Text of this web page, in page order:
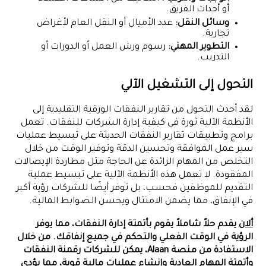
أو أحداث الفريق.
وسائل النقل: عدد الأميال أو النقل العام لأغراض
تجارية.
التطوير المهني: رسوم ورش العمل أو الدورات أو
التدريب.
التحول إلى التشغيل الآلي
لقد أحدث التحول من تقارير النفقات الورقية التقليدية إلى
الأنظمة الآلية ثورة في كيفية إدارة الشركات للنفقات. تعمل
برامج وتطبيقات تقارير النفقات الحديثة على تبسيط عمليات
سير عمل الموافقة وتحسين الدقة وتوفير الوقت من خلال
التخلص من المهام الزائدة عن الحاجة مثل مطاردة الإيصالات
المفقودة. لا تعمل هذه الأنظمة الآلية على تبسيط عملية
التقديم للموظفين فحسب، بل توفر أيضًا للشركات رؤية أكبر
في الإنفاق، مما يضمن الامتثال ويحسن الضوابط المالية.
ألانيقدم حلاً شاملاً يقوم بأتمتة إدارة النفقات، مما يوفر
الرؤية في الوقت الفعلي والتحكم في جميع إنفاقك. من خلال
الاستفادة من منصة Alaan، يمكن للشركات رقمنة النفقات